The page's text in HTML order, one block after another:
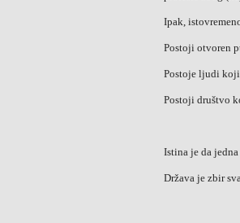
Ipak,
Postoji otvoren
Postoje ljudi koji
Postoji društvo
Istina je da
Država je zbir